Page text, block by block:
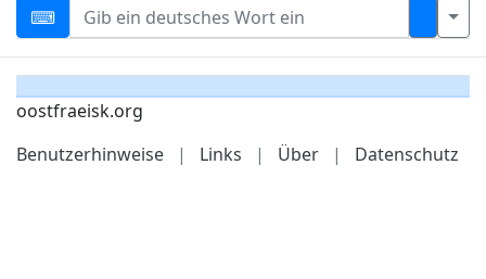
oostfraeisk.org
Benutzerhinweise
| Links | Über | Datenschutz